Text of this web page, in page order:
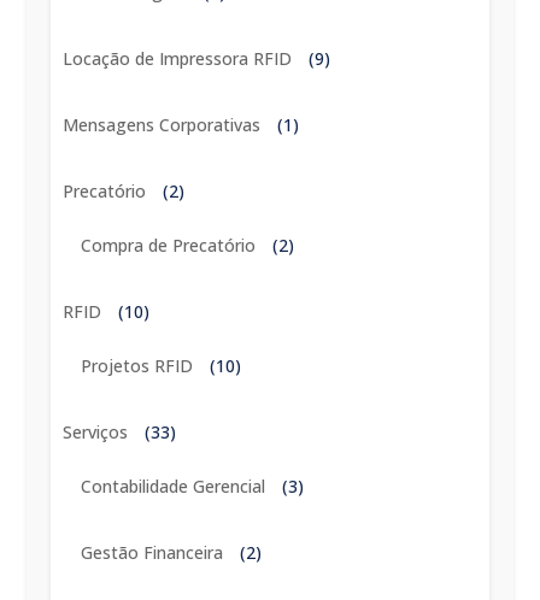
Locação de Impressora RFID (9)
Mensagens Corporativas (1)
Precatório (2)
Compra de Precatório (2)
RFID (10)
Projetos RFID (10)
Serviços (33)
Contabilidade Gerencial (3)
Gestão Financeira (2)